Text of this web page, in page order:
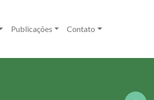
Publicações Contato